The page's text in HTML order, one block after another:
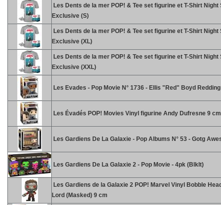
Les Dents de la mer POP! & Tee set figurine et T-Shirt Night
Exclusive (S)
Les Dents de la mer POP! & Tee set figurine et T-Shirt Night
Exclusive (XL)
Les Dents de la mer POP! & Tee set figurine et T-Shirt Night
Exclusive (XXL)
Les Evades - Pop Movie N° 1736 - Ellis "Red" Boyd Redding
Les Évadés POP! Movies Vinyl figurine Andy Dufresne 9 cm
Les Gardiens De La Galaxie - Pop Albums N° 53 - Gotg
Les Gardiens De La Galaxie 2 - Pop Movie - 4pk (Blklt)
Les Gardiens de la Galaxie 2 POP! Marvel Vinyl Bobble
Lord (Masked) 9 cm